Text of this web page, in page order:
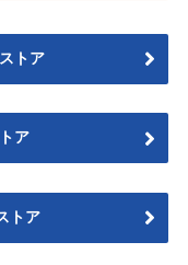
トア
ア
トア